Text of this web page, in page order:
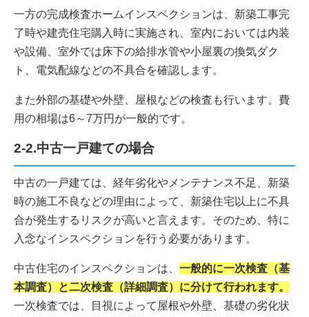
一方の完成検査ホームインスペクションは、新築工事完
了時や建売住宅購入時に実施され、室内においては内装
や設備、室外では床下の給排水管や小屋裏の換気ダク
ト、電気配線などの不具合を確認します。
また外部の基礎や外壁、屋根などの検査も行います。費
用の相場は6～7万円が一般的です。
2-2.中古一戸建ての場合
中古の一戸建ては、経年劣化やメンテナンス不足、新築
時の施工不良などの理由によって、新築住宅以上に不具
合が発生するリスクが高いと言えます。そのため、特に
入念なインスペクションを行う必要があります。
中古住宅のインスペクションは、 一般的に一次検査（基
本調査）と二次検査（詳細調査）に分けて行われます。
一次検査では、目視によって屋根や外壁、基礎の劣化状